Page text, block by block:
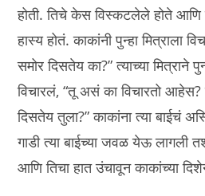
होती. तिचे केस विस्कटलेले होते आणि
हास्य होतं. काकांनी पुन्हा मित्राला
समोर दिसतेय का?” त्याच्या मित्राने
विचारलं, “तू असं का विचारतो
दिसतेय तुला?” काकांना त्या बाईचं
गाडी त्या बाईच्या जवळ येऊ लागली
आणि तिचा हात उंचावून काकांच्या